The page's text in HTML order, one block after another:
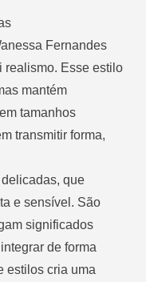
Fernandes
realismo. Esse estilo
mantém
tamanhos
transmitir forma,
que
e sensível. São
significados
de forma
estilos cria uma